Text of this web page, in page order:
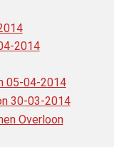
2014
05-04-2014
30-03-2014
Overloon